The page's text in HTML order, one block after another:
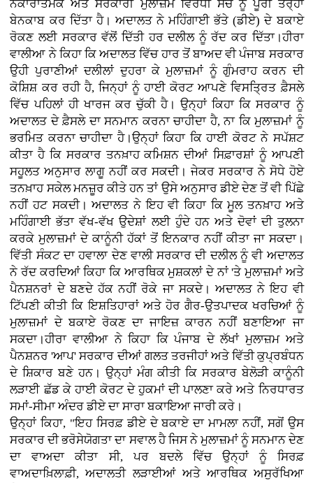
ਨਕਾਰਾਤਮਕ ਅਤੇ ਸਰਕਾਰੀ ਮੁਲਾਜ਼ਮ ਵਿਰੋਧੀ ਸੋਚ ਨੂੰ ਪੂਰੀ ਤਰ੍ਹਾਂ
ਬੇਨਕਾਬ ਕਰ ਦਿੱਤਾ ਹੈ। ਅਦਾਲਤ ਨੇ ਮਹਿੰਗਾਈ ਭੱਤੇ (ਡੀਏ) ਦੇ ਬਕਾਏ
ਰੋਕਣ ਲਈ ਸਰਕਾਰ ਵੱਲੋਂ ਦਿੱਤੀ ਹਰ ਦਲੀਲ ਨੂੰ ਰੱਦ ਕਰ ਦਿੱਤਾ।ਹੀਰਾ
ਵਾਲੀਆ ਨੇ ਕਿਹਾ ਕਿ ਅਦਾਲਤ ਵਿੱਚ ਹਾਰ ਤੋਂ ਬਾਅਦ ਵੀ ਪੰਜਾਬ ਸਰਕਾਰ
ਉਹੀ ਪੁਰਾਣੀਆਂ ਦਲੀਲਾਂ ਦੁਹਰਾ ਕੇ ਮੁਲਾਜ਼ਮਾਂ ਨੂੰ ਗੁੰਮਰਾਹ ਕਰਨ ਦੀ
ਕੋਸ਼ਿਸ਼ ਕਰ ਰਹੀ ਹੈ, ਜਿਨ੍ਹਾਂ ਨੂੰ ਹਾਈ ਕੋਰਟ ਆਪਣੇ ਵਿਸਤ੍ਰਿਤ ਫ਼ੈਸਲੇ
ਵਿੱਚ ਪਹਿਲਾਂ ਹੀ ਖਾਰਜ ਕਰ ਚੁੱਕੀ ਹੈ। ਉਨ੍ਹਾਂ ਕਿਹਾ ਕਿ ਸਰਕਾਰ ਨੂੰ
ਅਦਾਲਤ ਦੇ ਫ਼ੈਸਲੇ ਦਾ ਸਨਮਾਨ ਕਰਨਾ ਚਾਹੀਦਾ ਹੈ, ਨਾ ਕਿ ਮੁਲਾਜ਼ਮਾਂ ਨੂੰ
ਭਰਮਿਤ ਕਰਨਾ ਚਾਹੀਦਾ ਹੈ।ਉਨ੍ਹਾਂ ਕਿਹਾ ਕਿ ਹਾਈ ਕੋਰਟ ਨੇ ਸਪੱਸ਼ਟ
ਕੀਤਾ ਹੈ ਕਿ ਸਰਕਾਰ ਤਨਖ਼ਾਹ ਕਮਿਸ਼ਨ ਦੀਆਂ ਸਿਫ਼ਾਰਸ਼ਾਂ ਨੂੰ ਆਪਣੀ
ਸਹੂਲਤ ਅਨੁਸਾਰ ਲਾਗੂ ਨਹੀਂ ਕਰ ਸਕਦੀ। ਜੇਕਰ ਸਰਕਾਰ ਨੇ ਸੋਧੇ ਹੋਏ
ਤਨਖ਼ਾਹ ਸਕੇਲ ਮਨਜ਼ੂਰ ਕੀਤੇ ਹਨ ਤਾਂ ਉਸੇ ਅਨੁਸਾਰ ਡੀਏ ਦੇਣ ਤੋਂ ਵੀ ਪਿੱਛੇ
ਨਹੀਂ ਹਟ ਸਕਦੀ। ਅਦਾਲਤ ਨੇ ਇਹ ਵੀ ਕਿਹਾ ਕਿ ਮੂਲ ਤਨਖ਼ਾਹ ਅਤੇ
ਮਹਿੰਗਾਈ ਭੱਤਾ ਵੱਖ-ਵੱਖ ਉਦੇਸ਼ਾਂ ਲਈ ਹੁੰਦੇ ਹਨ ਅਤੇ ਦੋਵਾਂ ਦੀ ਤੁਲਨਾ
ਕਰਕੇ ਮੁਲਾਜ਼ਮਾਂ ਦੇ ਕਾਨੂੰਨੀ ਹੱਕਾਂ ਤੋਂ ਇਨਕਾਰ ਨਹੀਂ ਕੀਤਾ ਜਾ ਸਕਦਾ।
ਵਿੱਤੀ ਸੰਕਟ ਦਾ ਹਵਾਲਾ ਦੇਣ ਵਾਲੀ ਸਰਕਾਰ ਦੀ ਦਲੀਲ ਨੂੰ ਵੀ ਅਦਾਲਤ
ਨੇ ਰੱਦ ਕਰਦਿਆਂ ਕਿਹਾ ਕਿ ਆਰਥਿਕ ਮੁਸ਼ਕਲਾਂ ਦੇ ਨਾਂ 'ਤੇ ਮੁਲਾਜ਼ਮਾਂ ਅਤੇ
ਪੈਨਸ਼ਨਰਾਂ ਦੇ ਬਣਦੇ ਹੱਕ ਨਹੀਂ ਰੋਕੇ ਜਾ ਸਕਦੇ। ਅਦਾਲਤ ਨੇ ਇਹ ਵੀ
ਟਿੱਪਣੀ ਕੀਤੀ ਕਿ ਇਸ਼ਤਿਹਾਰਾਂ ਅਤੇ ਹੋਰ ਗੈਰ-ਉਤਪਾਦਕ ਖਰਚਿਆਂ ਨੂੰ
ਮੁਲਾਜ਼ਮਾਂ ਦੇ ਬਕਾਏ ਰੋਕਣ ਦਾ ਜਾਇਜ਼ ਕਾਰਨ ਨਹੀਂ ਬਣਾਇਆ ਜਾ
ਸਕਦਾ।ਹੀਰਾ ਵਾਲੀਆ ਨੇ ਕਿਹਾ ਕਿ ਪੰਜਾਬ ਦੇ ਲੱਖਾਂ ਮੁਲਾਜ਼ਮ ਅਤੇ
ਪੈਨਸ਼ਨਰ 'ਆਪ' ਸਰਕਾਰ ਦੀਆਂ ਗਲਤ ਤਰਜੀਹਾਂ ਅਤੇ ਵਿੱਤੀ ਕੁਪ੍ਰਬੰਧਨ
ਦੇ ਸ਼ਿਕਾਰ ਬਣੇ ਹਨ। ਉਨ੍ਹਾਂ ਮੰਗ ਕੀਤੀ ਕਿ ਸਰਕਾਰ ਬੇਲੋੜੀ ਕਾਨੂੰਨੀ
ਲੜਾਈ ਛੱਡ ਕੇ ਹਾਈ ਕੋਰਟ ਦੇ ਹੁਕਮਾਂ ਦੀ ਪਾਲਣਾ ਕਰੇ ਅਤੇ ਨਿਰਧਾਰਤ
ਸਮਾਂ-ਸੀਮਾ ਅੰਦਰ ਡੀਏ ਦਾ ਸਾਰਾ ਬਕਾਇਆ ਜਾਰੀ ਕਰੇ।
ਉਨ੍ਹਾਂ ਕਿਹਾ, "ਇਹ ਸਿਰਫ਼ ਡੀਏ ਦੇ ਬਕਾਏ ਦਾ ਮਾਮਲਾ ਨਹੀਂ, ਸਗੋਂ ਉਸ
ਸਰਕਾਰ ਦੀ ਭਰੋਸੇਯੋਗਤਾ ਦਾ ਸਵਾਲ ਹੈ ਜਿਸ ਨੇ ਮੁਲਾਜ਼ਮਾਂ ਨੂੰ ਸਨਮਾਨ ਦੇਣ
ਦਾ ਵਾਅਦਾ ਕੀਤਾ ਸੀ, ਪਰ ਬਦਲੇ ਵਿੱਚ ਉਨ੍ਹਾਂ ਨੂੰ ਸਿਰਫ਼
ਵਾਅਦਾਖ਼ਿਲਾਫ਼ੀ, ਅਦਾਲਤੀ ਲੜਾਈਆਂ ਅਤੇ ਆਰਥਿਕ ਅਸੁਰੱਖਿਆ